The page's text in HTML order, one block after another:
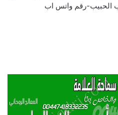
الحبيب-رقم واتس اب